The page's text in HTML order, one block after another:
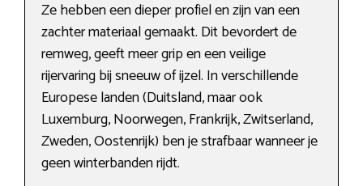
Ze hebben een dieper profiel en zijn van een
zachter materiaal gemaakt. Dit bevordert de
remweg, geeft meer grip en een veilige
rijervaring bij sneeuw of ijzel. In verschillende
Europese landen (Duitsland, maar ook
Luxemburg, Noorwegen, Frankrijk, Zwitserland,
Zweden, Oostenrijk) ben je strafbaar wanneer je
geen winterbanden rijdt.